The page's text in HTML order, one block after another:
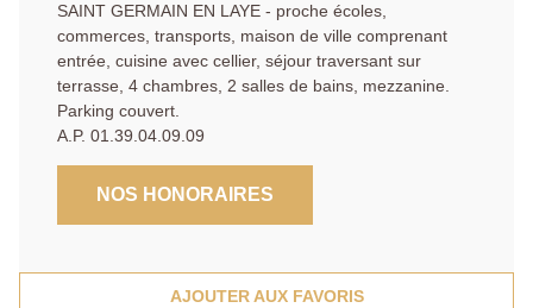
SAINT GERMAIN EN LAYE - proche écoles,
commerces, transports, maison de ville comprenant
entrée, cuisine avec cellier, séjour traversant sur
terrasse, 4 chambres, 2 salles de bains, mezzanine.
Parking couvert.
A.P. 01.39.04.09.09
NOS HONORAIRES
AJOUTER AUX FAVORIS